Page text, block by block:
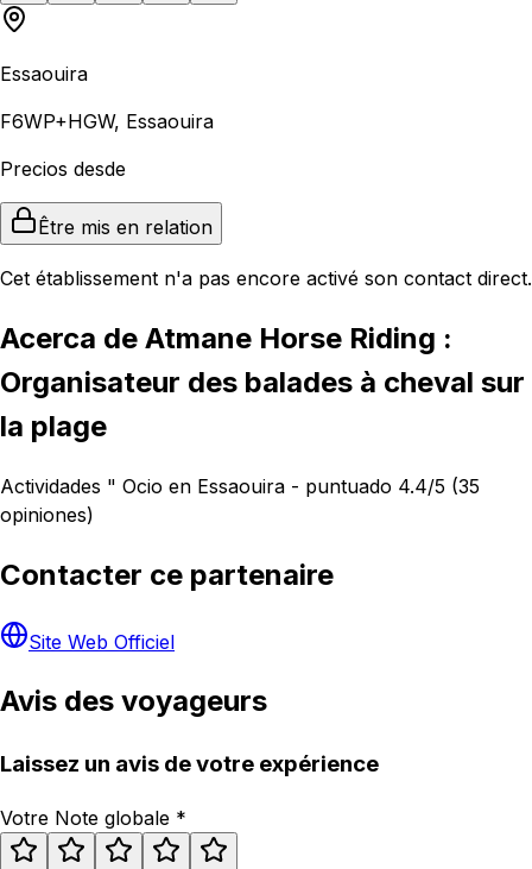
Essaouira
F6WP+HGW, Essaouira
Precios desde
Être mis en relation
Cet établissement n'a pas encore activé son contact direct.
Acerca de Atmane Horse Riding :
Organisateur des balades à cheval sur
la plage
Actividades " Ocio en Essaouira - puntuado 4.4/5 (35
opiniones)
Contacter ce partenaire
Site Web Officiel
Avis des voyageurs
Laissez un avis de votre expérience
Votre Note globale *